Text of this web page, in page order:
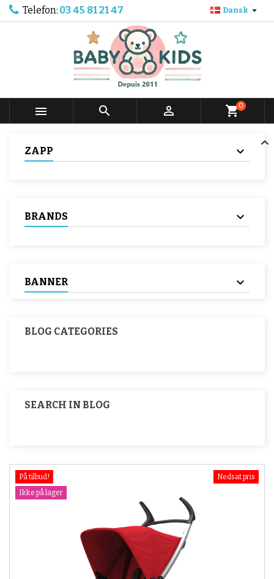
Telefon: 03 45 81 21 47 Dansk 
   shopping_cart0
ZAPP
BRANDS
BANNER
BLOG CATEGORIES
SEARCH IN BLOG
På tilbud!
Nedsat pris
Ikke på lager